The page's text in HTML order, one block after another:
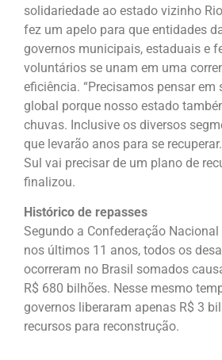
solidariedade ao estado vizinho
fez um apelo para que entidades
governos municipais, estaduais e
voluntários se unam em uma
eficiência. “Precisamos pensar em
global porque nosso estado
chuvas. Inclusive os diversos
que levarão anos para se
Sul vai precisar de um plano de
finalizou.
Histórico de repasses
Segundo a Confederação
nos últimos 11 anos, todos os
ocorreram no Brasil somados
R$ 680 bilhões. Nesse mesmo
governos liberaram apenas R$ 3
recursos para reconstrução.